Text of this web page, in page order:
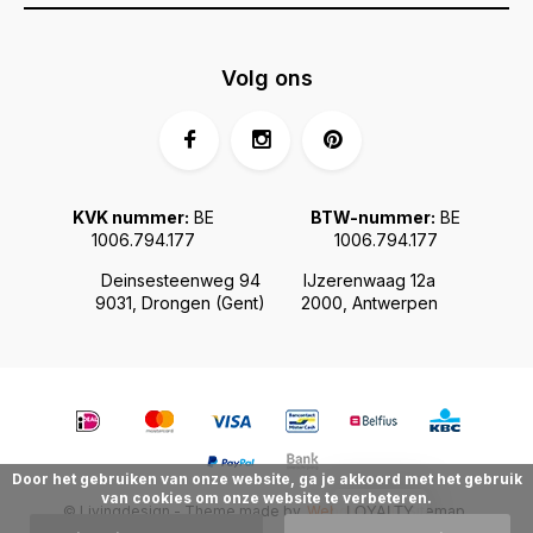
Deinsesteenweg 94
9031, Drongen (Gent)
IJzerenwaag 12a
2000, Antwerpen
KVK nummer: BE
1006.794.177
BTW-nummer: BE
1006.794.177
Volg ons
© Livingdesign - Theme made by Webdinge.nl Sitemap
Door het gebruiken van onze website, ga je akkoord met het gebruik
van cookies om onze website te verbeteren.
LOYALTY